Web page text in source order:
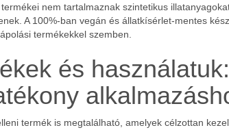
nem tartalmaznak szintetikus
A 100%-ban vegán és állatkísérlet-mentes
termékekkel szemben.
és használatuk:
termék is megtalálható, amelyek célzottan